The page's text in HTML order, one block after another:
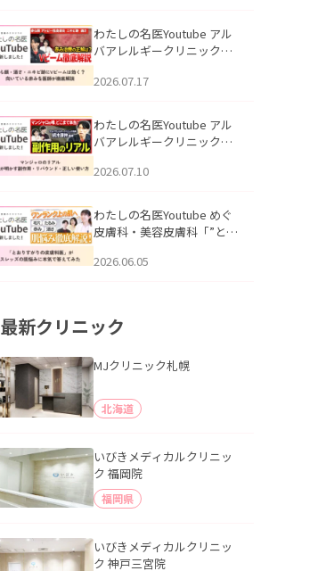
公開いたしました。
わたしの名医Youtube アル
バアレルギークリニック札
跡にVビームは効く？向いて
説」を公開いたしました。
2026.07.17
わたしの名医Youtube アル
バアレルギークリニック札
医師が明かす副作用・リバ
公開いたしました。
2026.07.10
わたしの名医Youtube めぐ
皮膚科・美容皮膚科「”とお
ッズの肌悩みに本気で答え
2026.06.05
最新クリニック
MJクリニック札幌
北海道
いびきメディカルクリニッ
ク 福岡院
福岡県
いびきメディカルクリニッ
ク 神戸三宮院